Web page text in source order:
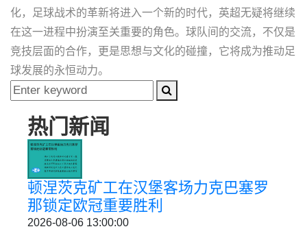
化，足球战术的革新将进入一个新的时代，英超无疑将继续
在这一进程中扮演至关重要的角色。球队间的交流，不仅是
竞技层面的合作，更是思想与文化的碰撞，它将成为推动足
球发展的永恒动力。
热门新闻
顿涅茨克矿工在汉堡客场力克巴塞罗
那锁定欧冠重要胜利
2026-08-06 13:00:00